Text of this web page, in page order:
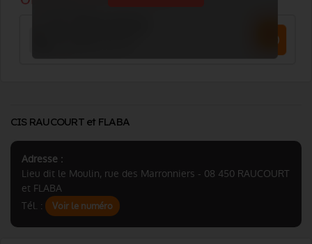
CIS RAUCOURT et FLABA
Adresse :
Lieu dit le Moulin, rue des Marronniers - 08 450 RAUCOURT
et FLABA
Tél. :
Voir le numéro